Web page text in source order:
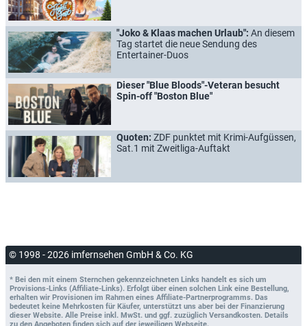
"Joko & Klaas machen Urlaub": An diesem
Tag startet die neue Sendung des
Entertainer-Duos
Dieser "Blue Bloods"-Veteran besucht
Spin-off "Boston Blue"
Quoten: ZDF punktet mit Krimi-Aufgüssen,
Sat.1 mit Zweitliga-Auftakt
© 1998 - 2026 imfernsehen GmbH & Co. KG
* Bei den mit einem Sternchen gekennzeichneten Links handelt es sich um
Provisions-Links (Affiliate-Links). Erfolgt über einen solchen Link eine Bestellung,
erhalten wir Provisionen im Rahmen eines Affiliate-Partnerprogramms. Das
bedeutet keine Mehrkosten für Käufer, unterstützt uns aber bei der Finanzierung
dieser Website. Alle Preise inkl. MwSt. und ggf. zuzüglich Versandkosten. Details
zu den Angeboten finden sich auf der jeweiligen Webseite.